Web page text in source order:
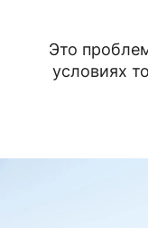
Это
условиях